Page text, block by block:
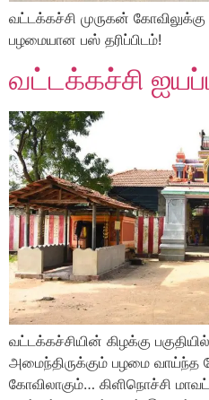
வட்டக்கச்சி முருகன்
பழமையான பஸ் தரிப்பிடம்!
வட்டக்கச்சி
வட்டக்கச்சியின் கிழக்கு
அமைந்திருக்கும் பழமை வாய்ந்த
கோவிலாகும்… கிளிநொச்சி